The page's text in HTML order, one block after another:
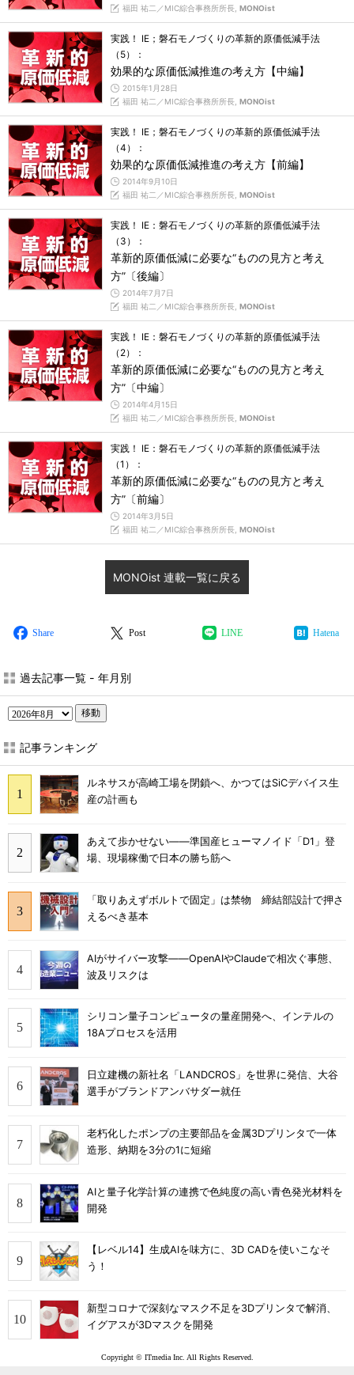
福田 祐二／MIC綜合事務所所長, MONOist
実践！ IE；磐石モノづくりの革新的原価低減手法
（5）：
効果的な原価低減推進の考え方【中編】
2015年1月28日
福田 祐二／MIC綜合事務所所長, MONOist
実践！ IE；磐石モノづくりの革新的原価低減手法
（4）：
効果的な原価低減推進の考え方【前編】
2014年9月10日
福田 祐二／MIC綜合事務所所長, MONOist
実践！ IE：磐石モノづくりの革新的原価低減手法
（3）：
革新的原価低減に必要な“ものの見方と考え
方”〔後編〕
2014年7月7日
福田 祐二／MIC綜合事務所所長, MONOist
実践！ IE：磐石モノづくりの革新的原価低減手法
（2）：
革新的原価低減に必要な“ものの見方と考え
方”〔中編〕
2014年4月15日
福田 祐二／MIC綜合事務所所長, MONOist
実践！ IE：磐石モノづくりの革新的原価低減手法
（1）：
革新的原価低減に必要な“ものの見方と考え
方”〔前編〕
2014年3月5日
福田 祐二／MIC綜合事務所所長, MONOist
MONOist 連載一覧に戻る
Share Post LINE Hatena
過去記事一覧 - 年月別
移動
記事ランキング
ルネサスが高崎工場を閉鎖へ、かつてはSiCデバイス生
産の計画も
あえて歩かせない――準国産ヒューマノイド「D1」登
場、現場稼働で日本の勝ち筋へ
「取りあえずボルトで固定」は禁物 締結部設計で押さ
えるべき基本
AIがサイバー攻撃――OpenAIやClaudeで相次ぐ事態、
波及リスクは
シリコン量子コンピュータの量産開発へ、インテルの
18Aプロセスを活用
日立建機の新社名「LANDCROS」を世界に発信、大谷
選手がブランドアンバサダー就任
老朽化したポンプの主要部品を金属3Dプリンタで一体
造形、納期を3分の1に短縮
AIと量子化学計算の連携で色純度の高い青色発光材料を
開発
【レベル14】生成AIを味方に、3D CADを使いこなそ
う！
新型コロナで深刻なマスク不足を3Dプリンタで解消、
イグアスが3Dマスクを開発
Copyright © ITmedia Inc. All Rights Reserved.